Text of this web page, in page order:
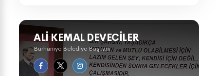
ALI KEMAL DEVECILER
Burhaniye Belediye Başkanı